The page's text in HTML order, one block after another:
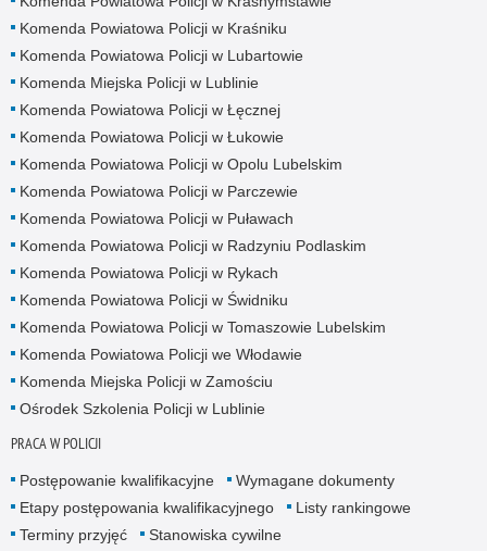
Komenda Powiatowa Policji w Kraśniku
Komenda Powiatowa Policji w Lubartowie
Komenda Miejska Policji w Lublinie
Komenda Powiatowa Policji w Łęcznej
Komenda Powiatowa Policji w Łukowie
Komenda Powiatowa Policji w Opolu Lubelskim
Komenda Powiatowa Policji w Parczewie
Komenda Powiatowa Policji w Puławach
Komenda Powiatowa Policji w Radzyniu Podlaskim
Komenda Powiatowa Policji w Rykach
Komenda Powiatowa Policji w Świdniku
Komenda Powiatowa Policji w Tomaszowie Lubelskim
Komenda Powiatowa Policji we Włodawie
Komenda Miejska Policji w Zamościu
Ośrodek Szkolenia Policji w Lublinie
PRACA W POLICJI
Postępowanie kwalifikacyjne
Wymagane dokumenty
Etapy postępowania kwalifikacyjnego
Listy rankingowe
Terminy przyjęć
Stanowiska cywilne